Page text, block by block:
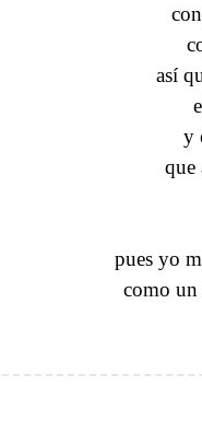
así
y
que
pues yo
como un